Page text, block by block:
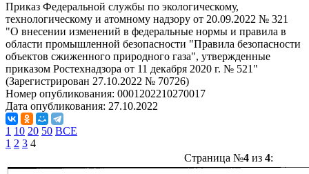
Приказ Федеральной службы по экологическому,
технологическому и атомному надзору от 20.09.2022 № 321
"О внесении изменений в федеральные нормы и правила в
области промышленной безопасности "Правила безопасности
объектов сжиженного природного газа", утвержденные
приказом Ростехнадзора от 11 декабря 2020 г. № 521"
(Зарегистрирован 27.10.2022 № 70726)
Номер опубликования: 0001202210270017
Дата опубликования: 27.10.2022
1 10 20 50 ВСЕ
1 2 3 4
Страница №4из 4: